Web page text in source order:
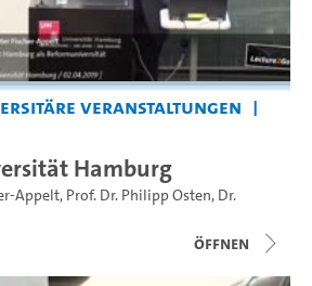
Veranstaltungen
Hamburg
Appelt, Prof. Dr. Philipp Osten, Dr.
Öffnen